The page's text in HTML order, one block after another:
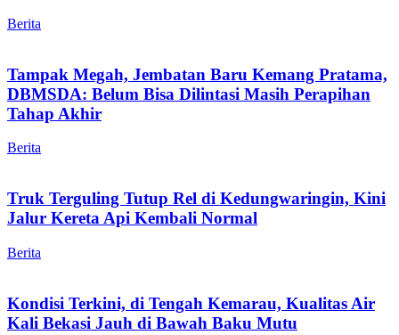
Berita
Tampak Megah, Jembatan Baru Kemang Pratama,
DBMSDA: Belum Bisa Dilintasi Masih Perapihan
Tahap Akhir
Berita
Truk Terguling Tutup Rel di Kedungwaringin, Kini
Jalur Kereta Api Kembali Normal
Berita
Kondisi Terkini, di Tengah Kemarau, Kualitas Air
Kali Bekasi Jauh di Bawah Baku Mutu